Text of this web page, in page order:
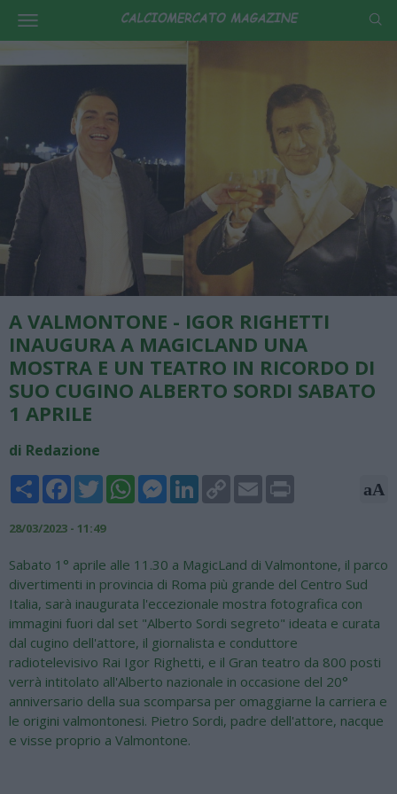
A VALMONTONE - IGOR RIGHETTI
INAUGURA A MAGICLAND UNA
MOSTRA E UN TEATRO IN RICORDO DI
SUO CUGINO ALBERTO SORDI SABATO
1 APRILE
di Redazione
Share FacebookTwitterWhatsAppMessengerLinkedInCopy
Link
Email aA
28/03/2023 - 11:49
Sabato 1° aprile alle 11.30 a MagicLand di Valmontone, il parco
divertimenti in provincia di Roma più grande del Centro Sud
Italia, sarà inaugurata l'eccezionale mostra fotografica con
immagini fuori dal set "Alberto Sordi segreto" ideata e curata
dal cugino dell'attore, il giornalista e conduttore
radiotelevisivo Rai Igor Righetti, e il Gran teatro da 800 posti
verrà intitolato all'Alberto nazionale in occasione del 20°
anniversario della sua scomparsa per omaggiarne la carriera e
le origini valmontonesi. Pietro Sordi, padre dell'attore, nacque
e visse proprio a Valmontone.